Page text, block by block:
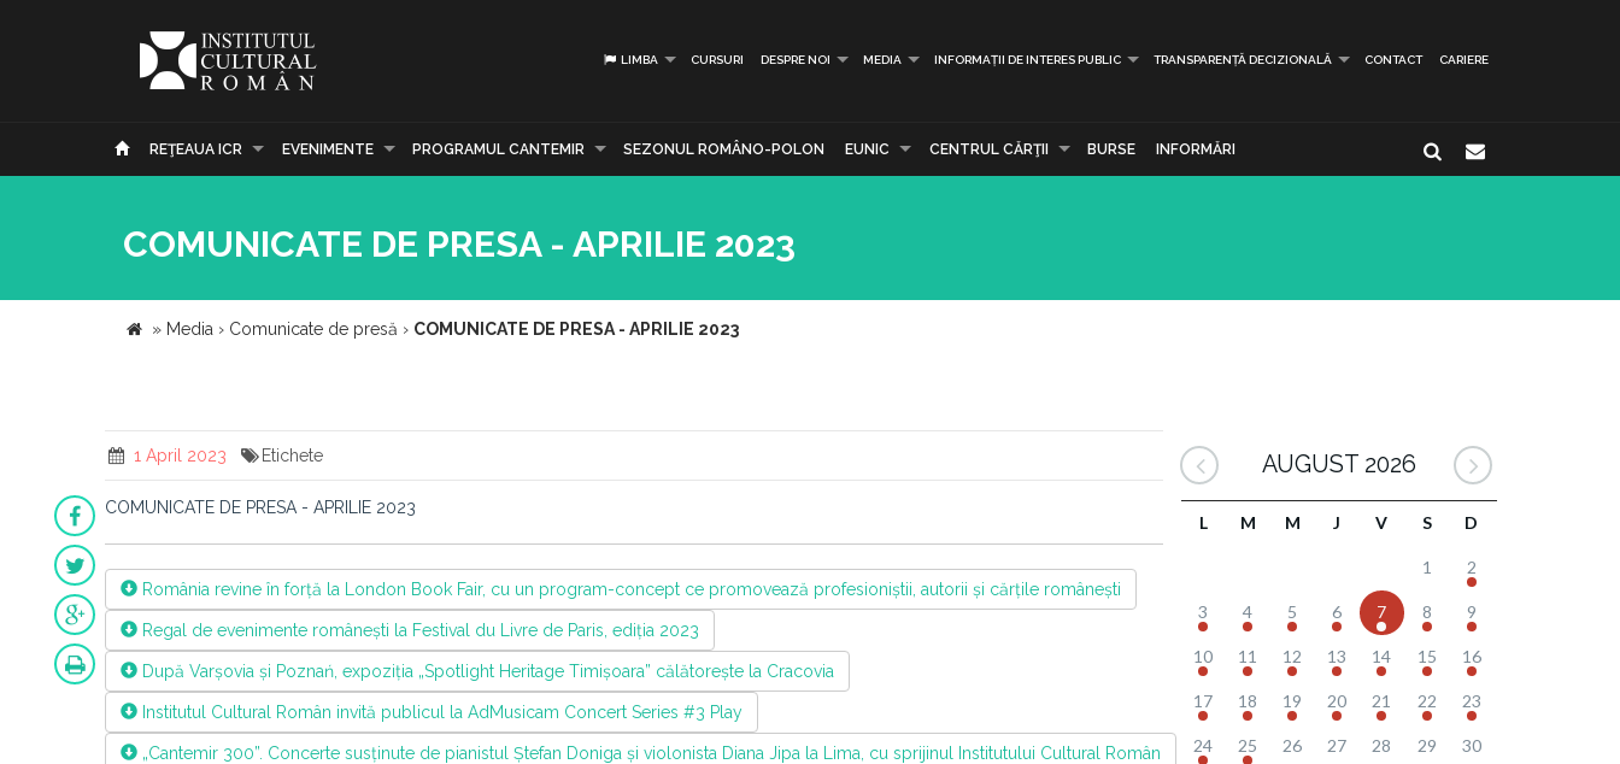
LIMBA CURSURI DESPRE NOI MEDIA INFORMAȚII DE INTERES PUBLIC TRANSPARENȚĂ DECIZIONALĂ CONTACT CARIERE
REŢEAUA ICR EVENIMENTE PROGRAMUL CANTEMIR SEZONUL ROMÂNO-POLON EUNIC CENTRUL CĂRŢII BURSE INFORMĂRI
COMUNICATE DE PRESA - APRILIE 2023
» Media › Comunicate de presă › COMUNICATE DE PRESA - APRILIE 2023
1 April 2023 Etichete
COMUNICATE DE PRESA - APRILIE 2023
România revine în forță la London Book Fair, cu un program-concept ce promovează profesioniștii, autorii și cărțile românești
Regal de evenimente românești la Festival du Livre de Paris, ediția 2023
După Varșovia și Poznań, expoziția „Spotlight Heritage Timișoara” călătorește la Cracovia
Institutul Cultural Român invită publicul la AdMusicam Concert Series #3 Play
„Cantemir 300”. Concerte susținute de pianistul Ștefan Doniga și violonista Diana Jipa la Lima, cu sprijinul Institutului Cultural Român
AUGUST 2026
L M M J V S D
1 2
3 4 5 6 7 8 9
10 11 12 13 14 15 16
17 18 19 20 21 22 23
24 25 26 27 28 29 30